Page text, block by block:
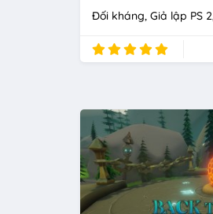
Đối kháng Giả lập PS 2